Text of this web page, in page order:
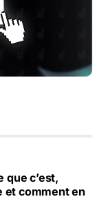
que c’est,
et comment en